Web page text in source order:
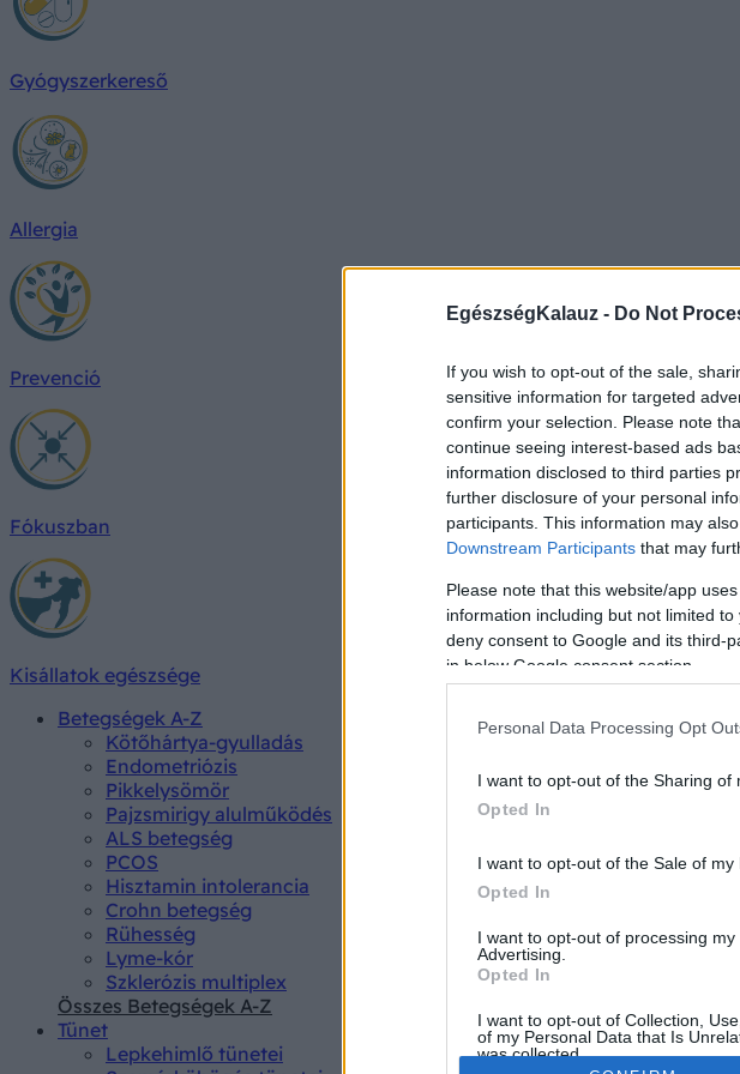
EgészségKalauz - Do Not
If you wish to opt-out of the sale,
sensitive information for targeted
confirm your selection. Please note
continue seeing interest-based ads
information disclosed to third parties
further disclosure of your personal
participants. This information may
Downstream Participants that may
Please note that this website/app
information including but not limited
deny consent to Google and its third-
in below Google consent section.
Personal Data Processing Opt
I want to opt-out of the Sharing of
Opted In
I want to opt-out of the Sale of my
Opted In
I want to opt-out of processing
Advertising.
Opted In
I want to opt-out of Collection,
of my Personal Data that Is
was collected.
Gyógyszerkereső
Allergia
Prevenció
Fókuszban
Kisállatok egészsége
Betegségek A-Z
Kötőhártya-gyulladás
Endometriózis
Pikkelysömör
Pajzsmirigy alulműködés
ALS betegség
PCOS
Hisztamin intolerancia
Crohn betegség
Rühesség
Lyme-kór
Szklerózis multiplex
Összes Betegségek A-Z
Tünet
Lepkehimlő tünetei